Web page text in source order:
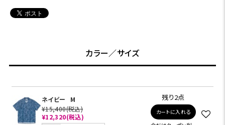
カラー／サイズ
ネイビー
M
¥15,400(税込)
¥12,320(税込)
残り2点
カートに入れる